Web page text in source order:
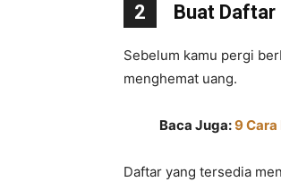
2 Buat Daftar
Sebelum kamu pergi
menghemat uang.
Baca Juga:9
Daftar yang tersedia